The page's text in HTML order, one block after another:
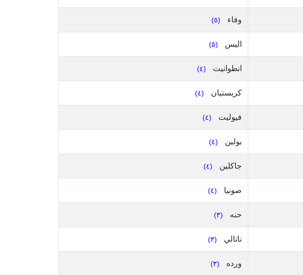
وفاء (٥)
اليس (٥)
انطوانيت (٤)
كريستيان (٤)
فيوليت (٤)
بولين (٤)
جاكلين (٤)
صونيا (٤)
حنه (٣)
ناتالي (٣)
ورده (٣)